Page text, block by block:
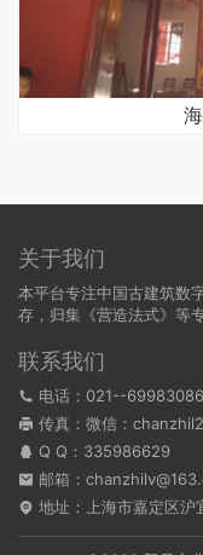
关于我们
本平台专注中国古建筑数
存，归集《营造法式》等
联系我们
电话：021--69983086
传真：微信：
Q Q： 335986629
邮箱：
地址：上海市嘉定区沪